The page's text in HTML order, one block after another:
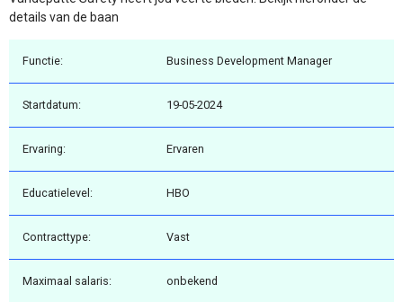
details van de baan
Functie: Business Development Manager
Startdatum: 19-05-2024
Ervaring: Ervaren
Educatielevel: HBO
Contracttype: Vast
Maximaal salaris: onbekend